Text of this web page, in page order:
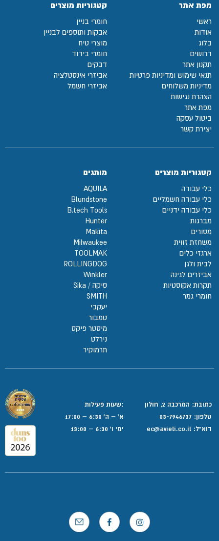
מפת אתר
ראשי
אודות
בלוג
דרושים
תקנון אתר
תנאי שימוש ומדיניות פרטיות
מדיניות משלוחים
הצהרת נגישות
מפת אתר
ביטול עסקה
יצירת קשר
קטגוריות מוצרים
חומרי בניין
אבקות ותוספים לבניין
מוצרי טיח
חומרי בידוד
דבקים
אביזרי אינסטלציה
אביזרי חשמל
קטגוריות מוצרים
כלי עבודה
כלי עבודה חשמליים
כלי עבודה ידניים
מברגות
מסורים
משחזת זווית
ארגזי כלים
לבית ולגן
אביזרים לגינה
תקרות אקוסטיות
חומרי גמר
מותגים
AQUILA
Blundstone
B.tech Tools
Hunter
Makita
Milwaukee
TOOLMAK
ROLLINGDOG
Winkler
סיקה / Sika
SMITH
יעקבי
טמבור
מיסטר פיקס
נירלט
תרמוקיר
כתובת: המרכבה 2, חולון
טלפון: 03-7946737
דוא”ל:
:שעות פעילות
א' – ה' 6:30 – 17:00
ימי ו' 6:30 – 13:00